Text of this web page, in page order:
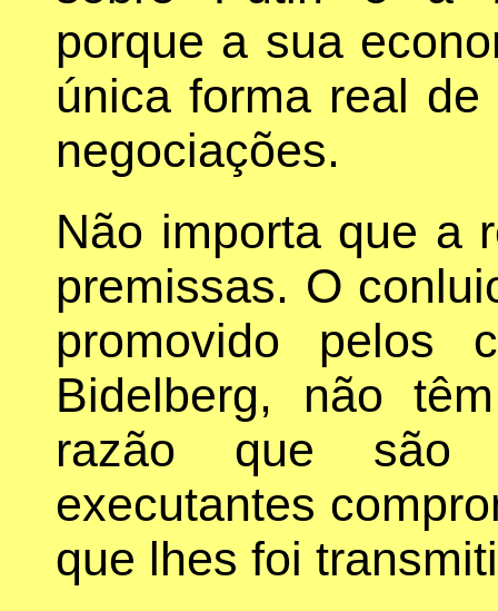
porque a sua
única forma real
negociações.
Não importa que a
premissas. O
promovido pelos
Bidelberg, não
razão que são
executantes
que lhes foi